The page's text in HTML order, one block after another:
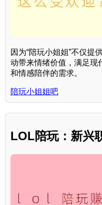
因为“陪玩小姐姐”不仅提
动带来情绪价值，满足现
和情感陪伴的需求。
陪玩小姐姐吧
LOL陪玩：新兴